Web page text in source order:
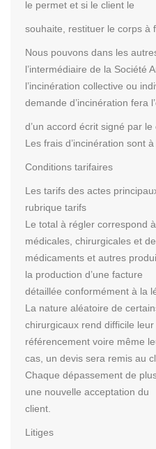
le permet et si le client le
souhaite, restituer le corps à
Nous pouvons dans les
l’intermédiaire de la Société
l’incinération collective ou
demande d’incinération fera
d’un accord écrit signé par le
Les frais d’incinération sont
Conditions tarifaires
Les tarifs des actes
rubrique tarifs
Le total à régler correspond
médicales, chirurgicales et
médicaments et autres
la production d’une facture
détaillée conformément à la
La nature aléatoire de
chirurgicaux rend difficile leur
référencement voire même
cas, un devis sera remis au
Chaque dépassement de
une nouvelle acceptation du
client.
Litiges